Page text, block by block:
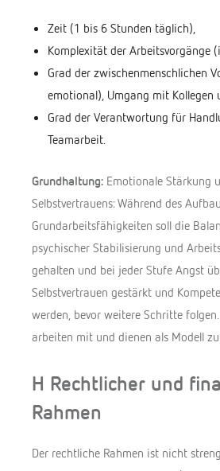
Zeit (1 bis 6 Stunden täglich),
Komplexität der Arbeitsvorgänge
Grad der zwischenmenschlichen
emotional), Umgang mit Kollegen
Grad der Verantwortung für
Teamarbeit.
Grundhaltung: Emotionale Stärkung
Selbstvertrauens: Während des
Grundarbeitsfähigkeiten soll die
psychischer Stabilisierung und
gehalten und bei jeder Stufe Angst
Selbstvertrauen gestärkt und
werden, bevor weitere Schritte
arbeiten mit und dienen als Modell
H Rechtlicher und
Rahmen
Der rechtliche Rahmen ist nicht